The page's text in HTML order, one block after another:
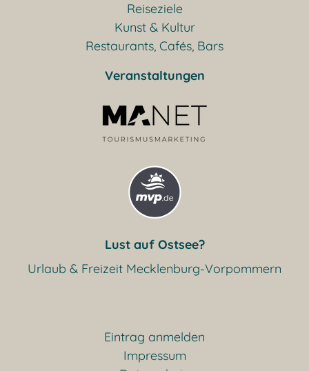
Reiseziele
Kunst & Kultur
Restaurants, Cafés, Bars
Veranstaltungen
Lust auf Ostsee?
Urlaub & Freizeit Mecklenburg-Vorpommern
Eintrag anmelden
Impressum